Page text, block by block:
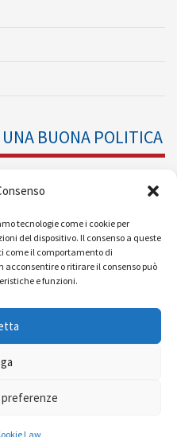
tecnologie come i cookie per
del dispositivo. Il consenso a queste
come il comportamento di
acconsentire o ritirare il consenso può
e funzioni.
preferenze
Law
BUONA POLITICA